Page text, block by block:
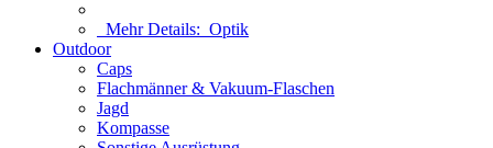
Mehr Details: Optik
Outdoor
Caps
Flachmänner & Vakuum-Flaschen
Jagd
Kompasse